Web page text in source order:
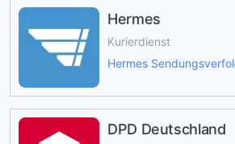
Hermes
Kurierdienst
Hermes
DPD Deutschland